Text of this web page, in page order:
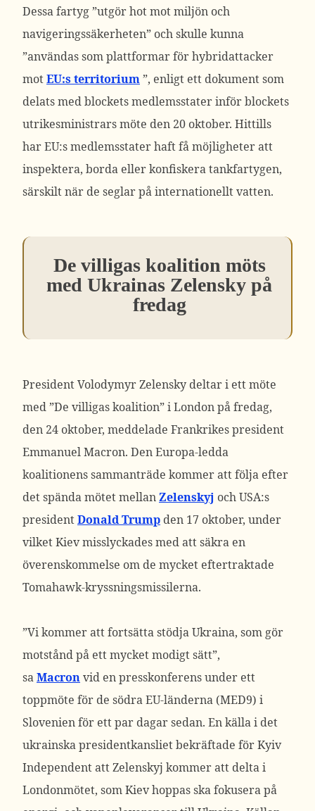
Dessa fartyg ”utgör hot mot miljön och
navigeringssäkerheten” och skulle kunna
”användas som plattformar för hybridattacker
motEU:s territorium”, enligt ett dokument som
delats med blockets medlemsstater inför blockets
utrikesministrars möte den 20 oktober. Hittills
har EU:s medlemsstater haft få möjligheter att
inspektera, borda eller konfiskera tankfartygen,
särskilt när de seglar på internationellt vatten.
De villigas koalition möts
med Ukrainas Zelensky på
fredag
President Volodymyr Zelensky deltar i ett möte
med ”De villigas koalition” i London på fredag,
den 24 oktober, meddelade Frankrikes president
Emmanuel Macron. Den Europa-ledda
koalitionens sammanträde kommer att följa efter
det spända mötet mellanZelenskyj och USA:s
presidentDonald Trump den 17 oktober, under
vilket Kiev misslyckades med att säkra en
överenskommelse om de mycket eftertraktade
Tomahawk-kryssningsmissilerna.
”Vi kommer att fortsätta stödja Ukraina, som gör
motstånd på ett mycket modigt sätt”,
saMacronvid en presskonferens under ett
toppmöte för de södra EU-länderna (MED9) i
Slovenien för ett par dagar sedan. En källa i det
ukrainska presidentkansliet bekräftade för Kyiv
Independent att Zelenskyj kommer att delta i
Londonmötet, som Kiev hoppas ska fokusera på